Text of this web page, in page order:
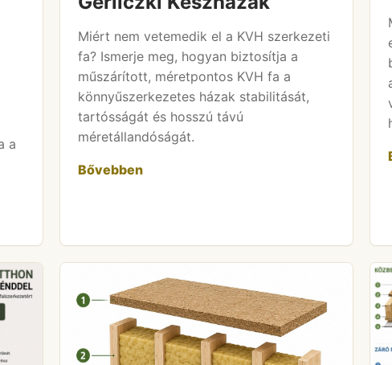
a
Miért nem vetemedik el a KVH szerkezeti
fa? Ismerje meg, hogyan biztosítja a
műszárított, méretpontos KVH fa a
könnyűszerkezetes házak stabilitását,
tartósságát és hosszú távú
méretállandóságát.
Bővebben